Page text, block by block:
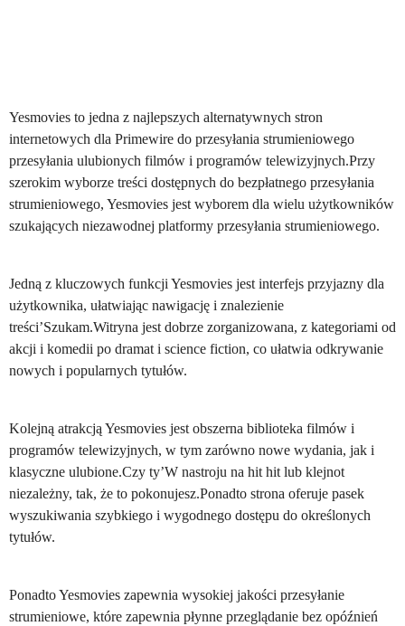
Yesmovies to jedna z najlepszych alternatywnych stron
internetowych dla Primewire do przesyłania strumieniowego
przesyłania ulubionych filmów i programów telewizyjnych.Przy
szerokim wyborze treści dostępnych do bezpłatnego przesyłania
strumieniowego, Yesmovies jest wyborem dla wielu użytkowników
szukających niezawodnej platformy przesyłania strumieniowego.
Jedną z kluczowych funkcji Yesmovies jest interfejs przyjazny dla
użytkownika, ułatwiając nawigację i znalezienie
treści’Szukam.Witryna jest dobrze zorganizowana, z kategoriami od
akcji i komedii po dramat i science fiction, co ułatwia odkrywanie
nowych i popularnych tytułów.
Kolejną atrakcją Yesmovies jest obszerna biblioteka filmów i
programów telewizyjnych, w tym zarówno nowe wydania, jak i
klasyczne ulubione.Czy ty’W nastroju na hit hit lub klejnot
niezależny, tak, że to pokonujesz.Ponadto strona oferuje pasek
wyszukiwania szybkiego i wygodnego dostępu do określonych
tytułów.
Ponadto Yesmovies zapewnia wysokiej jakości przesyłanie
strumieniowe, które zapewnia płynne przeglądanie bez opóźnień